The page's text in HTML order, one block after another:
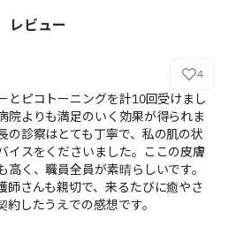
レビュー
4
とピコトーニングを計10回受けまし
院よりも満足のいく効果が得られま
の診察はとても丁寧で、私の肌の状
イスをくださいました。ここの皮膚
く、職員全員が素晴らしいです。
師さんも親切で、来るたびに癒やさ
したうえでの感想です。